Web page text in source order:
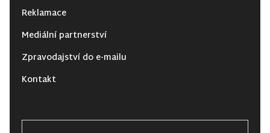
Reklamace
Mediální partnerství
Zpravodajství do e-mailu
Kontakt